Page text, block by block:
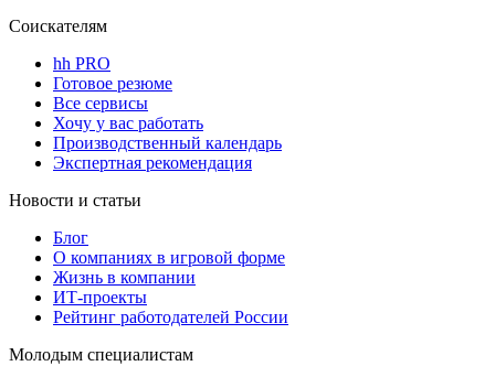
Соискателям
hh PRO
Готовое резюме
Все сервисы
Хочу у вас работать
Производственный календарь
Экспертная рекомендация
Новости и статьи
Блог
О компаниях в игровой форме
Жизнь в компании
ИТ-проекты
Рейтинг работодателей России
Молодым специалистам